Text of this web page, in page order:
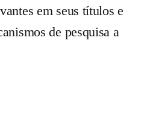
em seus títulos e
de pesquisa a